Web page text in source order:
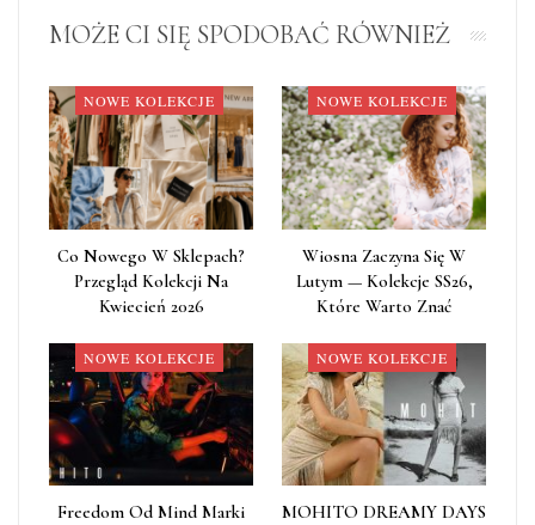
MOŻE CI SIĘ SPODOBAĆ RÓWNIEŻ
NOWE KOLEKCJE
Co Nowego W Sklepach?
Przegląd Kolekcji Na
Kwiecień 2026
NOWE KOLEKCJE
Wiosna Zaczyna Się W
Lutym — Kolekcje SS26,
Które Warto Znać
NOWE KOLEKCJE
Freedom Od Mind Marki
NOWE KOLEKCJE
MOHITO DREAMY DAYS